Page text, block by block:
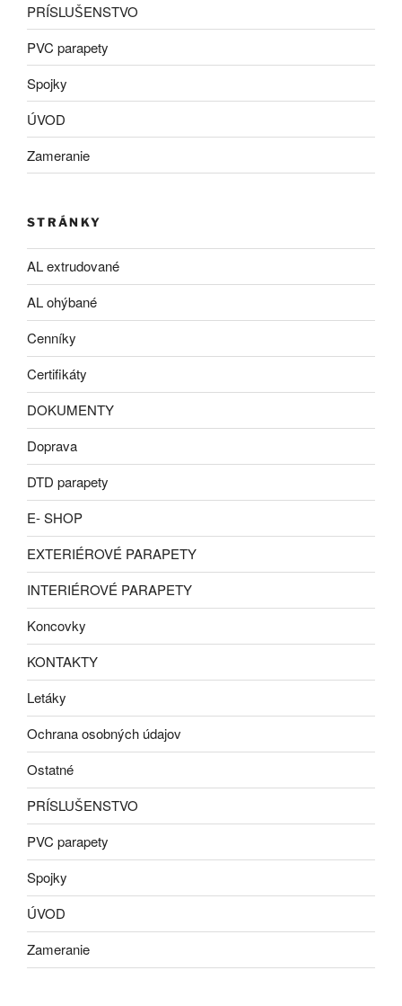
PRÍSLUŠENSTVO
PVC parapety
Spojky
ÚVOD
Zameranie
STRÁNKY
AL extrudované
AL ohýbané
Cenníky
Certifikáty
DOKUMENTY
Doprava
DTD parapety
E- SHOP
EXTERIÉROVÉ PARAPETY
INTERIÉROVÉ PARAPETY
Koncovky
KONTAKTY
Letáky
Ochrana osobných údajov
Ostatné
PRÍSLUŠENSTVO
PVC parapety
Spojky
ÚVOD
Zameranie